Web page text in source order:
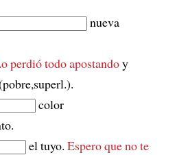
nueva
perdió todo apostandoy
color
el tuyo. Espero que no te